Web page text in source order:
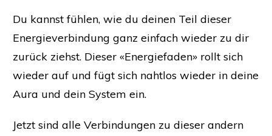
Du kannst fühlen, wie du deinen Teil dieser
Energieverbindung ganz einfach wieder zu dir
zurück ziehst. Dieser «Energiefaden» rollt sich
wieder auf und fügt sich nahtlos wieder in deine
Aura und dein System ein.
Jetzt sind alle Verbindungen zu dieser andern